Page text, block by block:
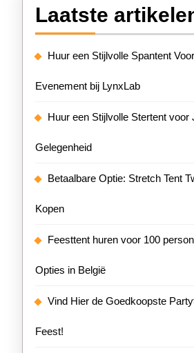
Laatste
Huur een Stijlvolle Spantent
Evenement bij LynxLab
Huur een Stijlvolle Stertent voor
Gelegenheid
Betaalbare Optie: Stretch Tent
Kopen
Feesttent huren voor 100
Opties in België
Vind Hier de Goedkoopste
Feest!